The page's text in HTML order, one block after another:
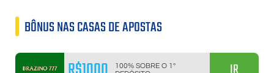
BÔNUS NAS CASAS DE APOSTAS
100% SOBRE O 1º